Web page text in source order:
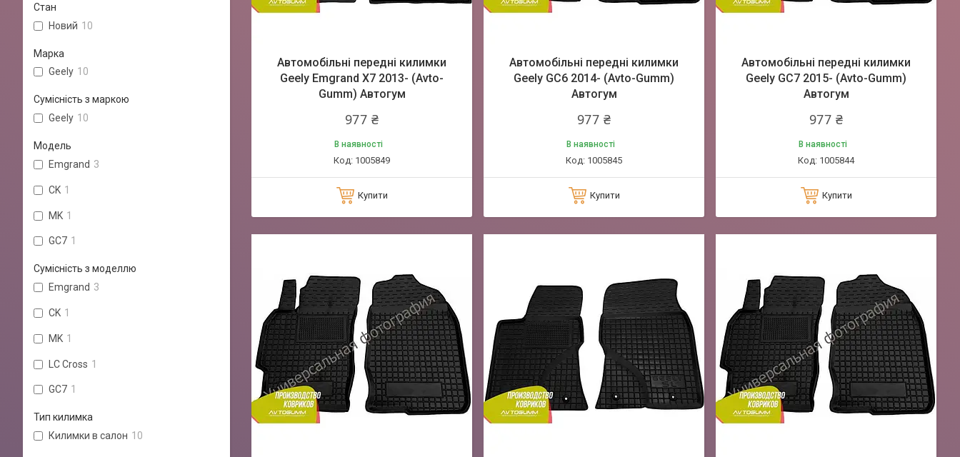
Автомобільні передні килимки
Geely Emgrand X7 2013- (Avto-
Gumm) Автогум
977 ₴
В наявності
1005849
Купити
Автомобільні передні килимки
Geely GC6 2014- (Avto-Gumm)
Автогум
977 ₴
В наявності
1005845
Купити
Автомобільні передні килимки
Geely GC7 2015- (Avto-Gumm)
Автогум
977 ₴
В наявності
1005844
Купити
Стан
Новий 10
Марка
Geely 10
Сумісність з маркою
Geely 10
Модель
Emgrand 3
CK 1
MK 1
GC7 1
Сумісність з моделлю
Emgrand 3
CK 1
MK 1
LC Cross 1
GC7 1
Тип килимка
Килимки в салон 10